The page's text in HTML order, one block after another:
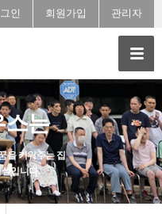
인 회원가입 관리자
스는
을 키워주는 집
입니다.